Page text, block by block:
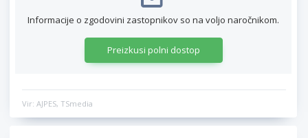
Informacije o zgodovini zastopnikov so na voljo naročnikom.
Preizkusi polni dostop
Vir: AJPES, TSmedia